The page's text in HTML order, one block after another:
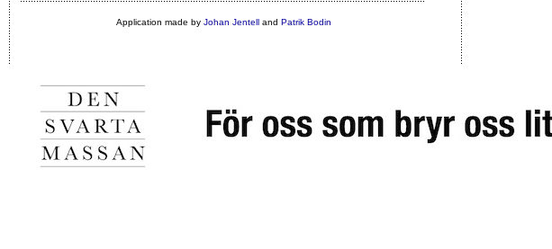
Application made by Johan Jentelland Patrik Bodin